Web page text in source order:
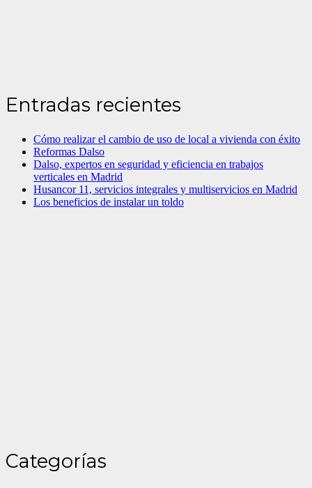
Entradas recientes
Cómo realizar el cambio de uso de local a vivienda con éxito
Reformas Dalso
Dalso, expertos en seguridad y eficiencia en trabajos
verticales en Madrid
Husancor 11, servicios integrales y multiservicios en Madrid
Los beneficios de instalar un toldo
Categorías